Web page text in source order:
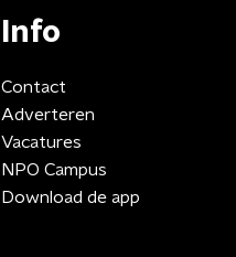
Info
Contact
Adverteren
Vacatures
NPO Campus
Download de app